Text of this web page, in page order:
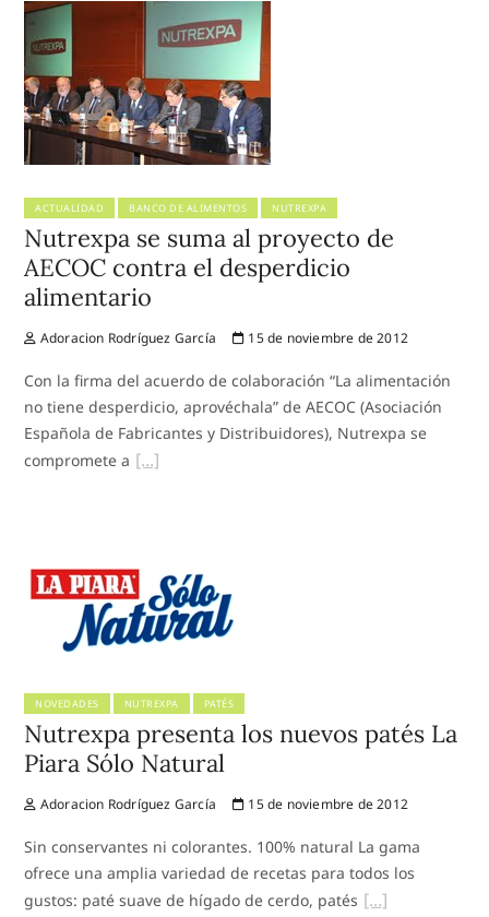
ACTUALIDAD BANCO DE ALIMENTOS NUTREXPA
Nutrexpa se suma al proyecto de
AECOC contra el desperdicio
alimentario
Adoracion Rodríguez García 15 de noviembre de 2012
Con la firma del acuerdo de colaboración “La alimentación
no tiene desperdicio, aprovéchala” de AECOC (Asociación
Española de Fabricantes y Distribuidores), Nutrexpa se
compromete a
NOVEDADES NUTREXPA PATÉS
Nutrexpa presenta los nuevos patés La
Piara Sólo Natural
Adoracion Rodríguez García 15 de noviembre de 2012
Sin conservantes ni colorantes. 100% natural La gama
ofrece una amplia variedad de recetas para todos los
gustos: paté suave de hígado de cerdo, patés